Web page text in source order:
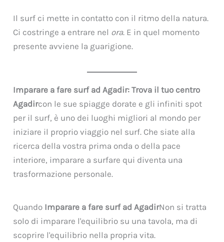
Il surf ci mette in contatto con il ritmo della natura.
Ci costringe a entrare nel ora. E in quel momento
presente avviene la guarigione.
Imparare a fare surf ad Agadir: Trova il tuo centro
Agadircon le sue spiagge dorate e gli infiniti spot
per il surf, è uno dei luoghi migliori al mondo per
iniziare il proprio viaggio nel surf. Che siate alla
ricerca della vostra prima onda o della pace
interiore, imparare a surfare qui diventa una
trasformazione personale.
Quando Imparare a fare surf ad AgadirNon si tratta
solo di imparare l'equilibrio su una tavola, ma di
scoprire l'equilibrio nella propria vita.